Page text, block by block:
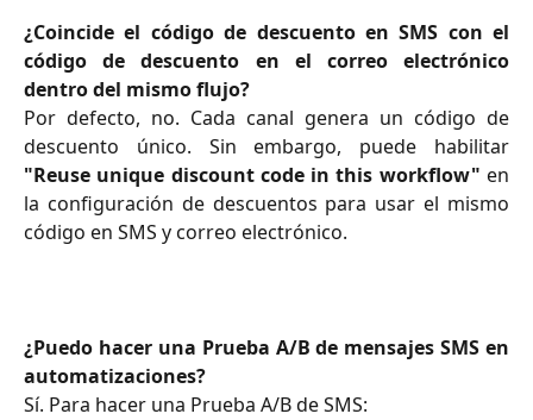
¿Coincide el código de descuento en SMS con el
código de descuento en el correo electrónico
dentro del mismo flujo?
Por defecto, no. Cada canal genera un código de
descuento único. Sin embargo, puede habilitar
"Reuse unique discount code in this workflow" en
la configuración de descuentos para usar el mismo
código en SMS y correo electrónico.
¿Puedo hacer una Prueba A/B de mensajes SMS en
automatizaciones?
Sí. Para hacer una Prueba A/B de SMS: